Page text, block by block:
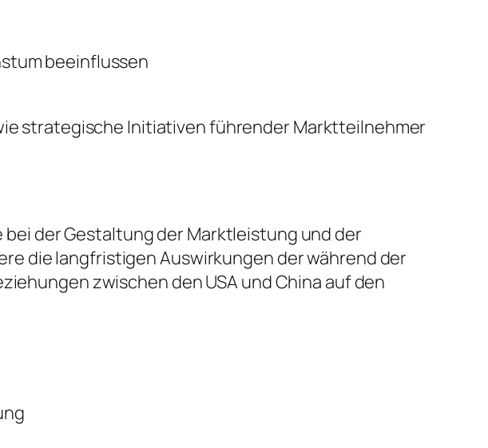
beeinflussen
strategische Initiativen führender Marktteilnehmer
der Gestaltung der Marktleistung und der
die langfristigen Auswirkungen der während der
zwischen den USA und China auf den